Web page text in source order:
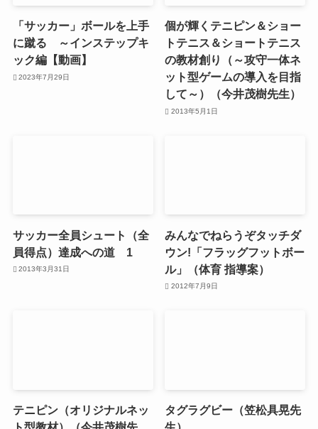
「サッカー」ボールを上手
に蹴る ～インステップキ
ック編【動画】
2023年7月29日
個が輝くテニピン＆ショー
トテニス＆ショートテニス
の教材創り（～攻守一体ネ
ット型ゲームの導入を目指
して～）（今井茂樹先生）
2013年5月1日
サッカー全員シュート（全
員得点）達成への道 1
2013年3月31日
みんなでねらうぞタッチダ
ウン!「フラッグフットボー
ル」（体育 指導案）
2012年7月9日
テニピン（オリジナルネッ
タグラグビー（笠松具晃先